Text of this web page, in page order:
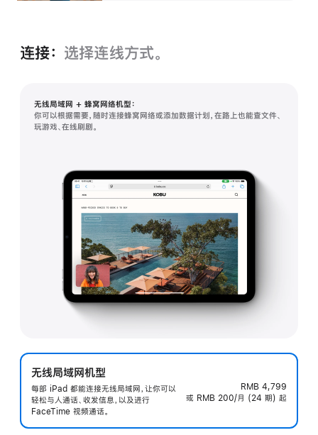
连接： 选择连线方式。
无线局域网 + 蜂窝网络机型：
你可以根据需要，随时连接蜂窝网络或添加数据计划，在路上也能查文件、
玩游戏、在线刷剧。
无线局域网机型
每部 iPad 都能连接无线局域网，让你可以
轻松与人通话、收发信息，以及进行
FaceTime 视频通话。
RMB 4,799
或 RMB 200/月 (24 期) 起